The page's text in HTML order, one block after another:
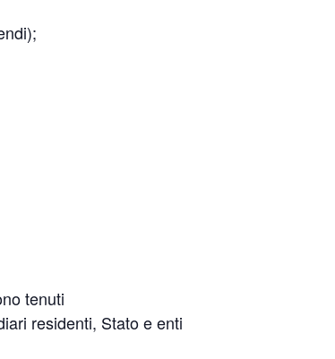
tenuti
residenti, Stato e enti